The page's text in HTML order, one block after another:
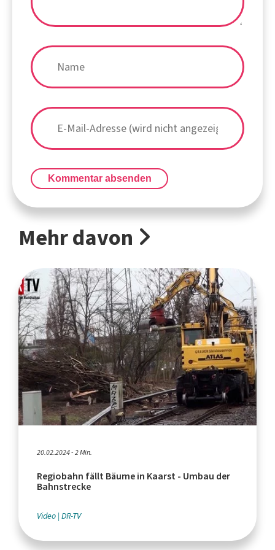
Kommentar absenden
Mehr davon
20.02.2024 - 2 Min.
Regiobahn fällt Bäume in Kaarst - Umbau der
Bahnstrecke
Video DR-TV